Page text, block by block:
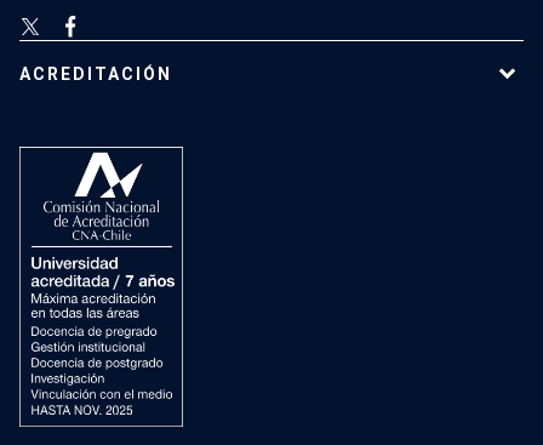
ACREDITACIÓN